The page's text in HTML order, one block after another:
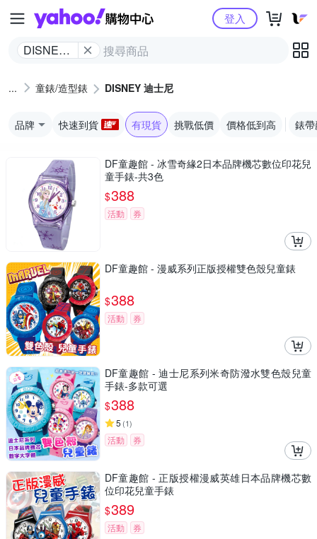
Yahoo購物中心
DISNEY
登入
童錶/造型錶 DISNEY 迪士尼
品牌 快速到貨 有現貨 挑戰低價 價格低到高 錶
DF童趣館 - 冰雪奇緣2日本品牌機芯數位印花兒
童手錶-共3色
$388
活動 券
DF童趣館 - 漫威系列正版授權雙色殼兒童錶
$388
活動 券
DF童趣館 - 迪士尼系列米奇防潑水雙色殼兒童
手錶-多款可選
$388
5 (1)
活動 券
DF童趣館 - 正版授權漫威英雄日本品牌機芯數
位印花兒童手錶
$389
活動 券